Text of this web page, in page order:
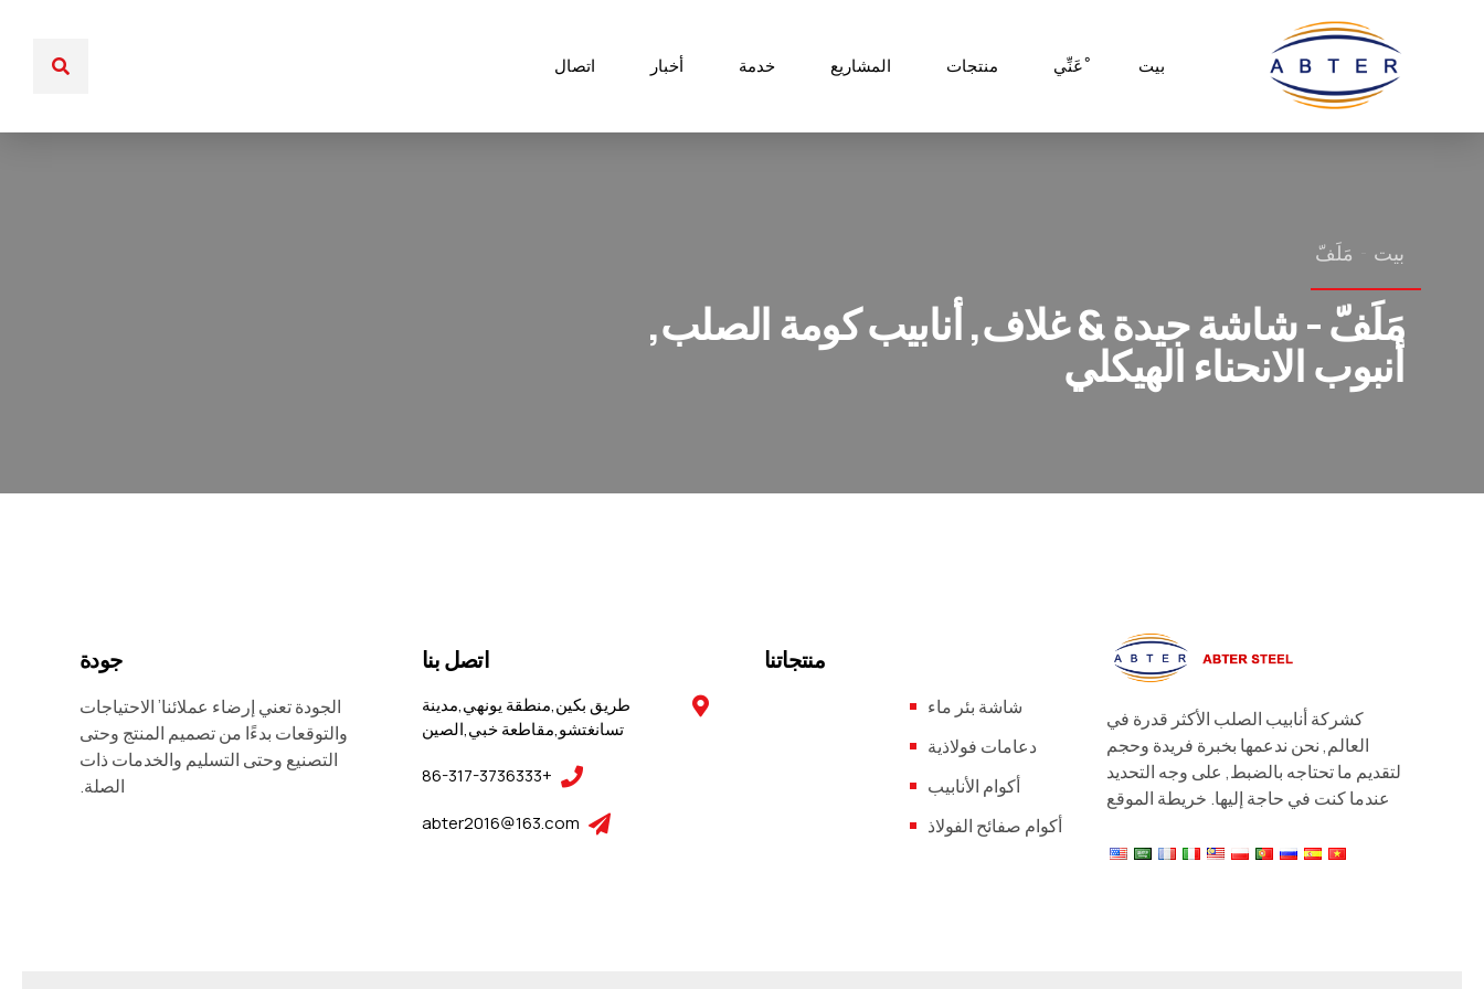
بيت ْعَنِّي منتجات المشاريع خدمة أخبار اتصال
بيت مَلَفّ
مَلَفّ - شاشة جيدة & غلاف, أنابيب كومة الصلب,
أنبوب الانحناء الهيكلي
كشركة أنابيب الصلب الأكثر قدرة في
العالم, نحن ندعمها بخبرة فريدة وحجم
لتقديم ما تحتاجه بالضبط, على وجه التحديد
عندما كنت في حاجة إليها. خريطة الموقع
منتجاتنا
شاشة بئر ماء
دعامات فولاذية
أكوام الأنابيب
أكوام صفائح الفولاذ
اتصل بنا
طريق بكين,منطقة يونهي,مدينة
تسانغتشو,مقاطعة خبي,الصين
+86-317-3736333
abter2016@163.com
جودة
الجودة تعني إرضاء عملائنا’ الاحتياجات
والتوقعات بدءًا من تصميم المنتج وحتى
التصنيع وحتى التسليم والخدمات ذات
الصلة.